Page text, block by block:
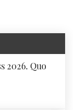
2026. Quo